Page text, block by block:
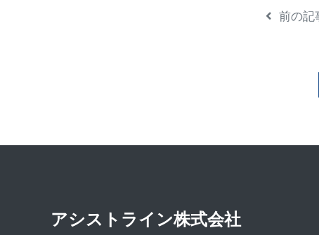
前の記
アシストライン 株 式 会 社